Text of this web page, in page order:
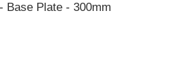
Base Plate - 300mm